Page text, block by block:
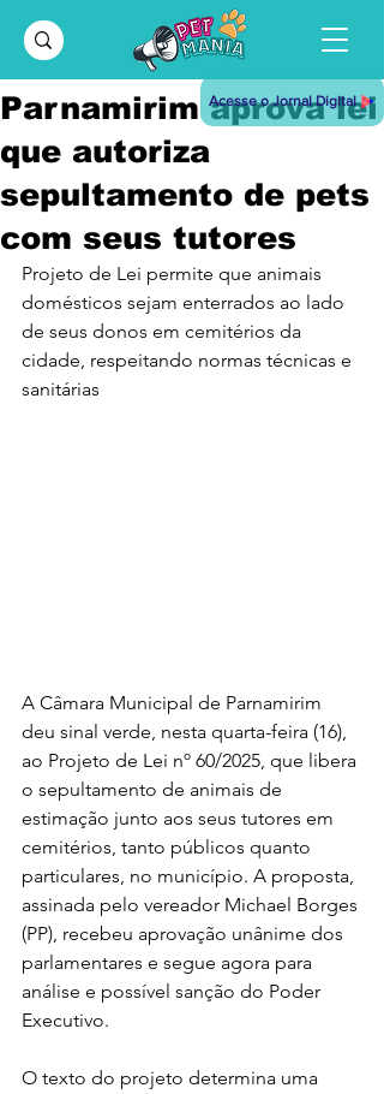
Acesse o Jornal Digital
Parnamirim aprova lei
que autoriza
sepultamento de pets
com seus tutores
Projeto de Lei permite que animais
domésticos sejam enterrados ao lado
de seus donos em cemitérios da
cidade, respeitando normas técnicas e
sanitárias
A Câmara Municipal de Parnamirim
deu sinal verde, nesta quarta-feira (16),
ao Projeto de Lei nº 60/2025, que libera
o sepultamento de animais de
estimação junto aos seus tutores em
cemitérios, tanto públicos quanto
particulares, no município. A proposta,
assinada pelo vereador Michael Borges
(PP), recebeu aprovação unânime dos
parlamentares e segue agora para
análise e possível sanção do Poder
Executivo.
O texto do projeto determina uma